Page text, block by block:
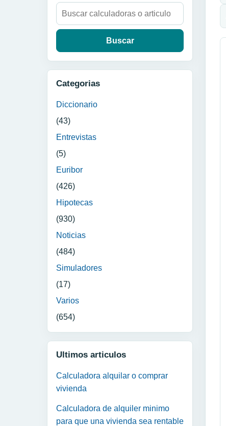
Buscar:
Categorias
Diccionario
(43)
Entrevistas
(5)
Euribor
(426)
Hipotecas
(930)
Noticias
(484)
Simuladores
(17)
Varios
(654)
Ultimos articulos
Calculadora alquilar o comprar
vivienda
Calculadora de alquiler minimo
para que una vivienda sea rentable